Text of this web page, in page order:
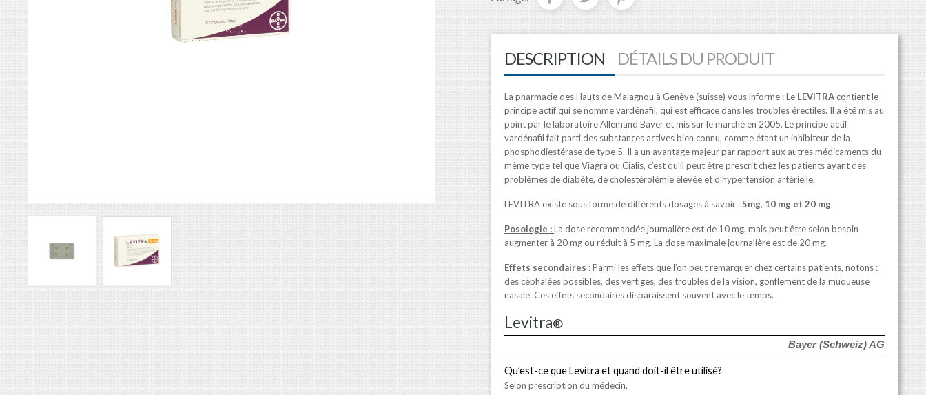
DESCRIPTION DÉTAILS DU PRODUIT
La pharmacie des Hauts de Malagnou à Genève (suisse) vous informe : Le LEVITRAcontient le
principe actif qui se nomme vardénafil, qui est efficace dans les troubles érectiles. Il a été mis au
point par le laboratoire Allemand Bayer et mis sur le marché en 2005. Le principe actif
vardénafil fait parti des substances actives bien connu, comme étant un inhibiteur de la
phosphodiestérase de type 5. Il a un avantage majeur par rapport aux autres médicaments du
même type tel que Viagra ou Cialis, c’est qu’il peut être prescrit chez les patients ayant des
problèmes de diabète, de cholestérolémie élevée et d’hypertension artérielle.
LEVITRA existe sous forme de différents dosages à savoir :5mg, 10 mg et 20 mg.
Posologie :La dose recommandée journalière est de 10 mg, mais peut être selon besoin
augmenter à 20 mg ou réduit à 5 mg. La dose maximale journalière est de 20 mg.
Effets secondaires :Parmi les effets que l’on peut remarquer chez certains patients, notons :
des céphalées possibles, des vertiges, des troubles de la vision, gonflement de la muqueuse
nasale. Ces effets secondaires disparaissent souvent avec le temps.
Levitra®
Bayer (Schweiz) AG
Qu’est-ce que Levitra et quand doit-il être utilisé?
Selon prescription du médecin.